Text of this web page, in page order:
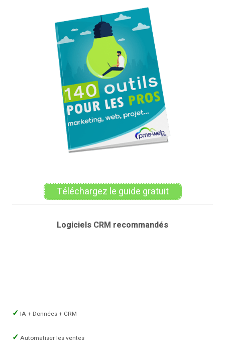
Téléchargez le guide gratuit
Logiciels CRM recommandés
IA + Données + CRM
Automatiser les ventes